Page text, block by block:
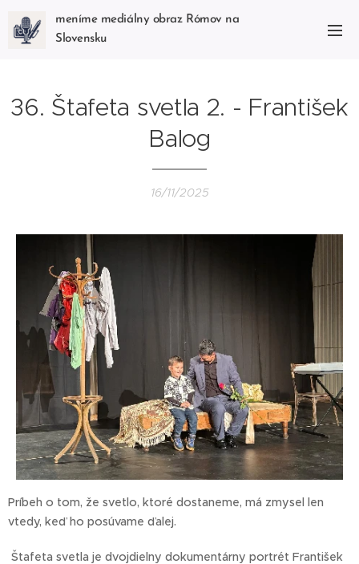
meníme mediálny obraz Rómov na
Slovensku
36. Štafeta svetla 2. - František
Balog
16/11/2025
Príbeh o tom, že svetlo, ktoré dostaneme, má zmysel len
vtedy, keď ho posúvame ďalej.
Štafeta svetla je dvojdielny dokumentárny portrét František